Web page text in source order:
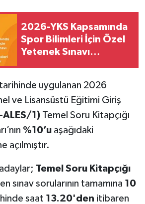
2026-YKS Kapsamında
Spor Bilimleri İçin Özel
Yetenek Sınavı
tarihinde uygulanan 2026
ve Lisansüstü Eğitimi Giriş
1) Temel Soru Kitapçığı
%10’uaşağıdaki
açılmıştır.
Temel Soru Kitapçığı
sınav sorularının tamamına 10
saat 13.20'den itibaren